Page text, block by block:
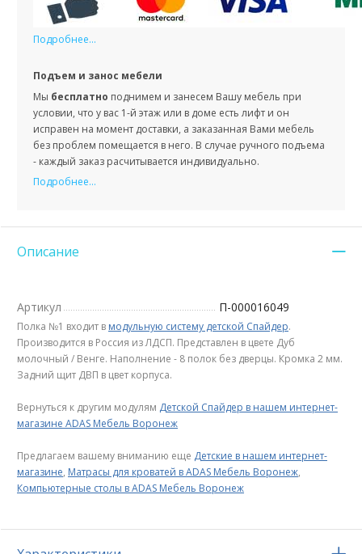
Подробнее...
Подъем и занос мебели
Мы бесплатно поднимем и занесем Вашу мебель при
условии, что у вас 1-й этаж или в доме есть лифт и он
исправен на момент доставки, а заказанная Вами мебель
без проблем помещается в него. В случае ручного подъема
- каждый заказ расчитывается индивидуально.
Подробнее...
Описание
Артикул П-000016049
Полка №1 входит в модульную систему детской Спайдер.
Производится в Россия из ЛДСП. Представлен в цвете Дуб
молочный / Венге. Наполнение - 8 полок без дверцы. Кромка 2 мм.
Задний щит ДВП в цвет корпуса.
Вернуться к другим модулям Детской Спайдер в нашем интернет-
магазине ADAS Мебель Воронеж
Предлагаем вашему вниманию еще Детские в нашем интернет-
магазине, Матрасы для кроватей в ADAS Мебель Воронеж,
Компьютерные столы в ADAS Мебель Воронеж